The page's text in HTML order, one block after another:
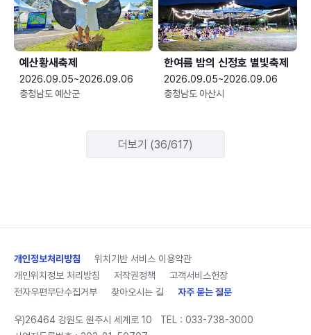
예산황새축제
2026.09.05~2026.09.06
충청남도 예산군
한여름 밤의 신정호 별빛축제
2026.09.05~2026.09.06
충청남도 아산시
더보기 (36/617)
개인정보처리방침
위치기반 서비스 이용약관
개인위치정보 처리방침
저작권정책
고객서비스헌장
전자우편무단수집거부
찾아오시는 길 자주 묻는 질문
우)26464 강원도 원주시 세계로 10 TEL : 033-738-3000